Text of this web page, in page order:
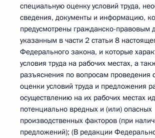
специальную оценку условий труда,
сведения, документы и информацию,
предусмотрены гражданско-правовым
указанным в части 2 статьи 8
Федерального закона, и которые
условия труда на рабочих местах, а
разъяснения по вопросам проведения
оценки условий труда и предложения
осуществлению на их рабочих местах
потенциально вредных и (или) опасных
производственных факторов (при
предложений); (В редакции